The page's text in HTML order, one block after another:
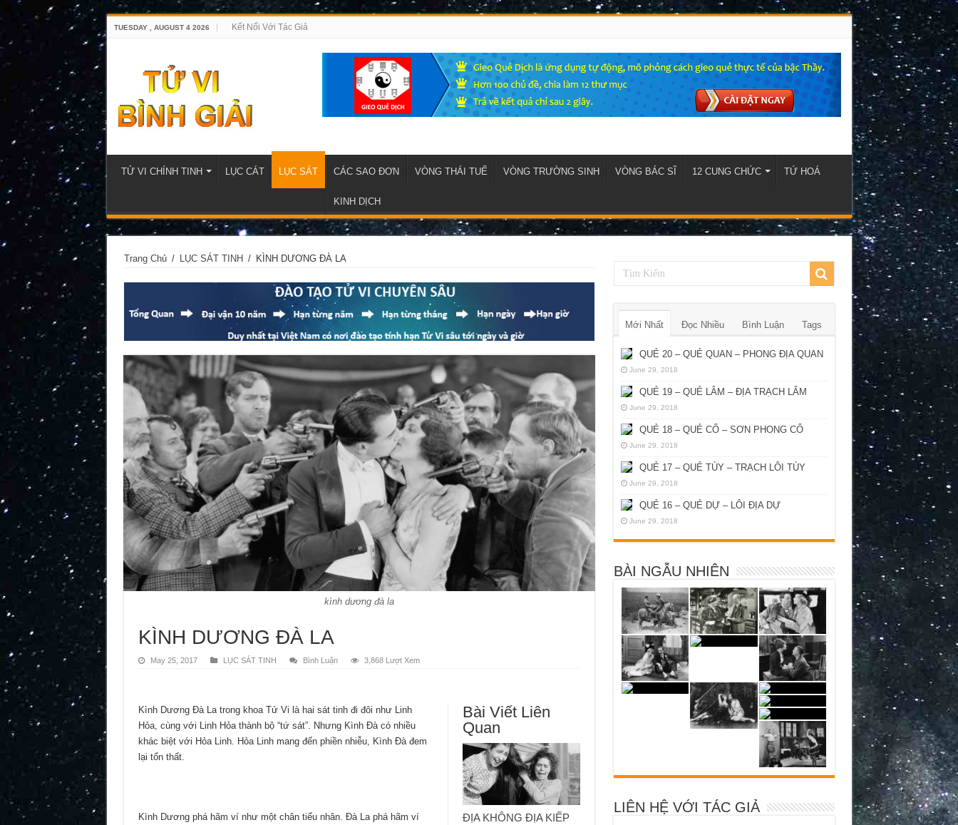
TUESDAY , AUGUST 4 2026 Kết Nối Với Tác Giả
TỬ VI CHÍNH TINH LỤC CÁT LỤC SÁT CÁC SAO ĐƠN VÒNG THÁI TUẾ VÒNG TRƯỜNG SINH VÒNG BÁC SĨ 12 CUNG CHỨC TỨ HOÁ
KINH DỊCH
Trang Chủ / LỤC SÁT TINH / KÌNH DƯƠNG ĐÀ LA
kình dương đà la
KÌNH DƯƠNG ĐÀ LA
May 25, 2017 LỤC SÁT TINH Bình Luận 3,868 Lượt Xem
Bài Viết Liên
Quan
ĐỊA KHÔNG ĐỊA KIẾP
Kình Dương Đà La trong khoa Tử Vi là hai sát tinh đi đôi như Linh
Hỏa, cùng với Linh Hỏa thành bộ “tứ sát”. Nhưng Kình Đà có nhiều
khác biệt với Hỏa Linh. Hỏa Linh mang đến phiền nhiễu, Kình Đà đem
lại tổn thất.
Kình Dương phá hãm ví như một chân tiểu nhân. Đà La phá hãm ví
Mới Nhất Đọc Nhiều Bình Luận Tags
QUẺ 20 – QUẺ QUAN – PHONG ĐỊA QUAN
June 29, 2018
QUẺ 19 – QUẺ LÂM – ĐỊA TRẠCH LÂM
June 29, 2018
QUẺ 18 – QUẺ CỔ – SƠN PHONG CỔ
June 29, 2018
QUẺ 17 – QUẺ TÙY – TRẠCH LÔI TÙY
June 29, 2018
QUẺ 16 – QUẺ DỰ – LÔI ĐỊA DỰ
June 29, 2018
BÀI NGẪU NHIÊN
LIÊN HỆ VỚI TÁC GIẢ